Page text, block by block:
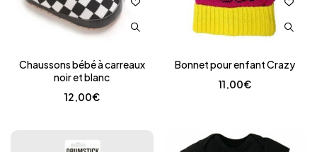
Chaussons bébé à carreaux
noir et blanc
12,00€
Bonnet pour enfant Crazy
11,00€